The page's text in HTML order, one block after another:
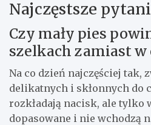
Najczęstsze
Czy mały pies
szelkach zamiast w
Na co dzień najczęściej tak,
delikatnych i skłonnych do
rozkładają nacisk, ale tylko
dopasowane i nie wchodzą